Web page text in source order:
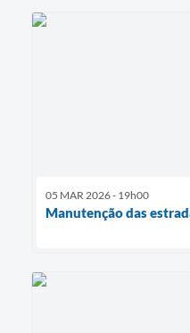
05 MAR 2026 - 19h00
Manutenção das